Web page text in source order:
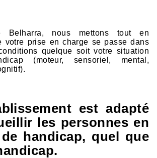
nous mettons tout en
votre prise en charge se passe dans
quelque soit votre situation
(moteur, sensoriel, mental,
est adapté
les personnes en
handicap, quel que